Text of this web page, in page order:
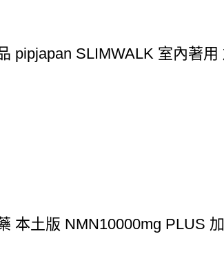
pipjapan SLIMWALK 室內著
本土版 NMN10000mg PLUS